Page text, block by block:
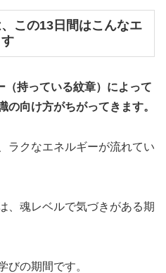
この13日間はこんなエ
持っている紋章）によって
の向け方がちがってきます。
ラクなエネルギーが流れてい
、魂レベルで気づきがある期
びの期間です。